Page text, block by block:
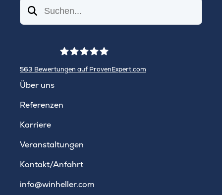
Suchen
563 Bewertungen auf ProvenExpert.com
Über uns
Referenzen
Karriere
Veranstaltungen
Kontakt/Anfahrt
info@winheller.com